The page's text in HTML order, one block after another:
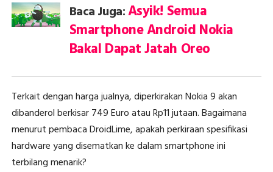
Baca Juga:Asyik! Semua
Smartphone Android Nokia
Bakal Dapat Jatah Oreo
Terkait dengan harga jualnya, diperkirakan Nokia 9 akan
dibanderol berkisar 749 Euro atau Rp11 jutaan. Bagaimana
menurut pembaca DroidLime, apakah perkiraan spesifikasi
hardware yang disematkan ke dalam smartphone ini
terbilang menarik?